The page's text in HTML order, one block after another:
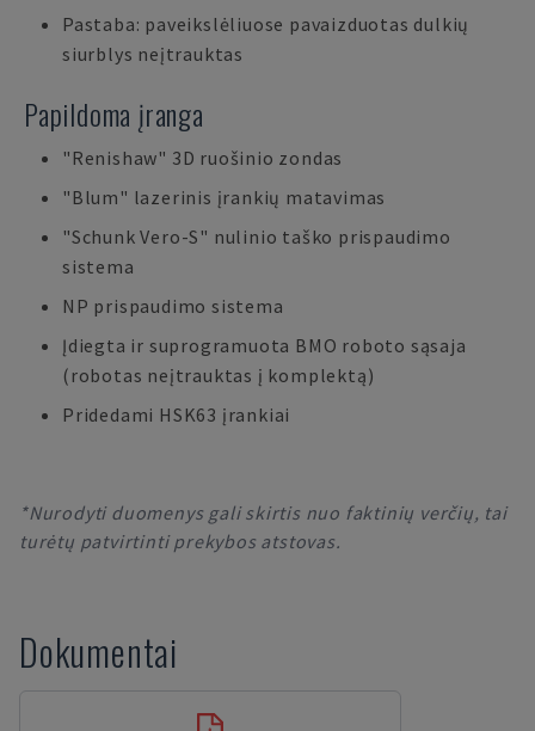
Pastaba: paveikslėliuose pavaizduotas dulkių
siurblys neįtrauktas
Papildoma įranga
"Renishaw" 3D ruošinio zondas
"Blum" lazerinis įrankių matavimas
"Schunk Vero-S" nulinio taško prispaudimo
sistema
NP prispaudimo sistema
Įdiegta ir suprogramuota BMO roboto sąsaja
(robotas neįtrauktas į komplektą)
Pridedami HSK63 įrankiai
*Nurodyti duomenys gali skirtis nuo faktinių verčių, tai
turėtų patvirtinti prekybos atstovas.
Dokumentai